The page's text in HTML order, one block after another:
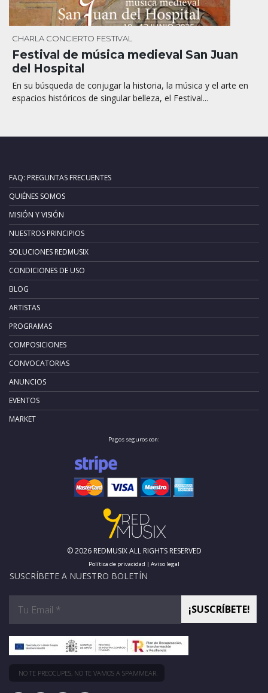
CHARLA CONCIERTO FESTIVAL
Festival de música medieval San Juan
del Hospital
En su búsqueda de conjugar la historia, la música y el arte en
espacios históricos de singular belleza, el Festival...
FAQ: PREGUNTAS FRECUENTES
QUIÉNES SOMOS
MISIÓN Y VISIÓN
NUESTROS PRINCIPIOS
SOLUCIONES REDMUSIX
CONDICIONES DE USO
BLOG
ARTISTAS
PROGRAMAS
COMPOSICIONES
CONVOCATORIAS
ANUNCIOS
EVENTOS
MARKET
Pagos seguros con:
© 2026 REDMUSIX ALL RIGHTS RESERVED
Política de privacidad | Aviso legal
SUSCRÍBETE A NUESTRO BOLETÍN
NO TE PREOCUPES, NO TE VAMOS A SPAMMEAR.